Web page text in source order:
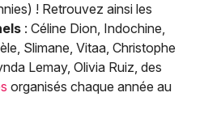
! Retrouvez ainsi les
: Céline Dion, Indochine,
Slimane, Vitaa, Christophe
Lemay, Olivia Ruiz, des
organisés chaque année au